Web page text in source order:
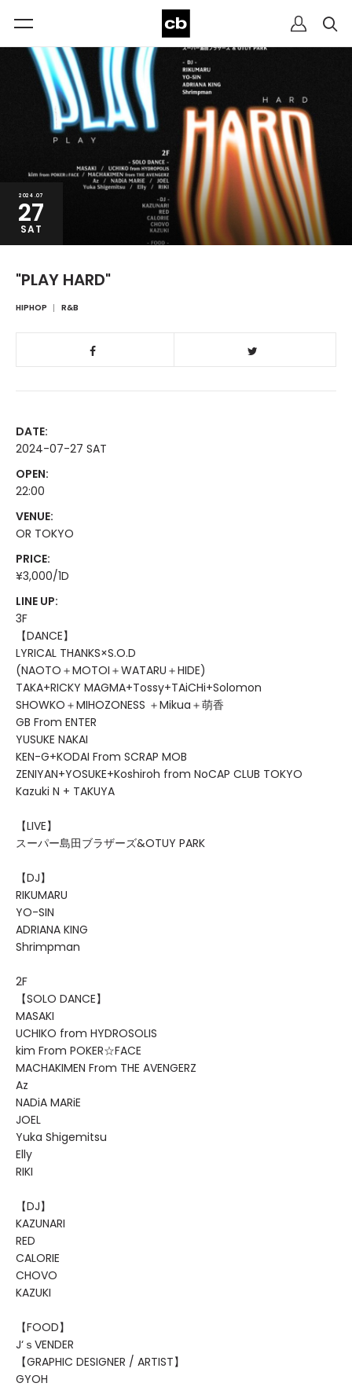
2024.07
27
SAT
"PLAY HARD"
HIPHOP R&B
DATE:
2024-07-27 SAT
OPEN:
22:00
VENUE:
OR TOKYO
PRICE:
¥3,000/1D
LINE UP:
3F
【DANCE】
LYRICAL THANKS×S.O.D
(NAOTO＋MOTOI＋WATARU＋HIDE)
TAKA+RICKY MAGMA+Tossy+TAiCHi+Solomon
SHOWKO＋MIHOZONESS ＋Mikua＋萌香
GB From ENTER
YUSUKE NAKAI
KEN-G+KODAI From SCRAP MOB
ZENIYAN+YOSUKE+Koshiroh from NoCAP CLUB TOKYO
Kazuki N + TAKUYA
【LIVE】
スーパー島田ブラザーズ&OTUY PARK
【DJ】
RIKUMARU
YO-SIN
ADRIANA KING
Shrimpman
2F
【SOLO DANCE】
MASAKI
UCHIKO from HYDROSOLIS
kim From POKER☆FACE
MACHAKIMEN From THE AVENGERZ
Az
NADiA MARiE
JOEL
Yuka Shigemitsu
Elly
RIKI
【DJ】
KAZUNARI
RED
CALORIE
CHOVO
KAZUKI
【FOOD】
J‘ｓVENDER
【GRAPHIC DESIGNER / ARTIST】
GYOH